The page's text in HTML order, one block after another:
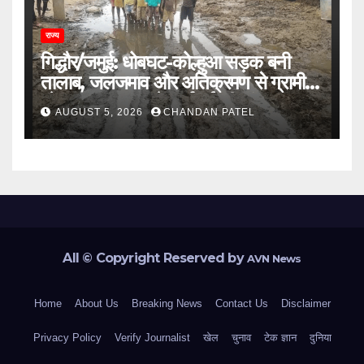
राज्य
गिद्धौर/जमुई: धोबघट-कोल्हुआ सड़क बनी
तालाब, जलजमाव और अतिक्रमण से ग्रामीण
परेशान, प्रशासन से कार्रवाई की मांग
AUGUST 5, 2026 CHANDAN PATEL
All © Copyright Reserved byAVN News
Home About Us Breaking News Contact Us Disclaimer
Privacy Policy Verify Journalist खेल चुनाव टेक ज्ञान दुनिया